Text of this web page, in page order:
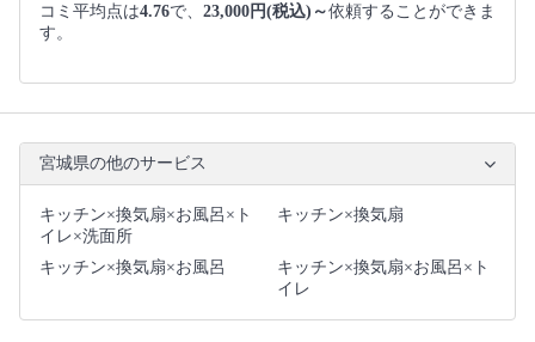
コミ平均点は4.76で、 23,000円(税込)～依頼することができま
す。
宮城県の他のサービス
キッチン×換気扇×お風呂×ト
イレ×洗面所
キッチン×換気扇
キッチン×換気扇×お風呂
キッチン×換気扇×お風呂×ト
イレ